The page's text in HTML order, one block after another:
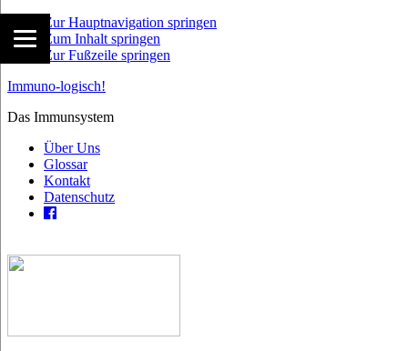
Zur Hauptnavigation springen
Zum Inhalt springen
Zur Fußzeile springen
Immuno-logisch!
Das Immunsystem
Über Uns
Glossar
Kontakt
Datenschutz